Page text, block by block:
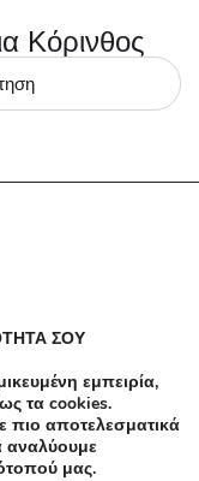
Κόρινθος
ΣΟΥ
εμπειρία,
τα cookies.
πιο αποτελεσματικά
αναλύουμε
μας.